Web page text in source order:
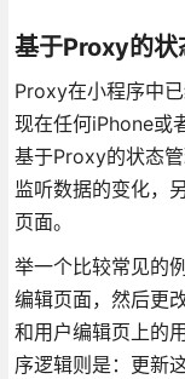
基于Proxy的状
Proxy在小程序中
现在任何iPhone或
基于Proxy的状态
监听数据的变化，
页面。
举一个比较常见的
编辑页面，然后更
和用户编辑页上的
序逻辑则是：更新